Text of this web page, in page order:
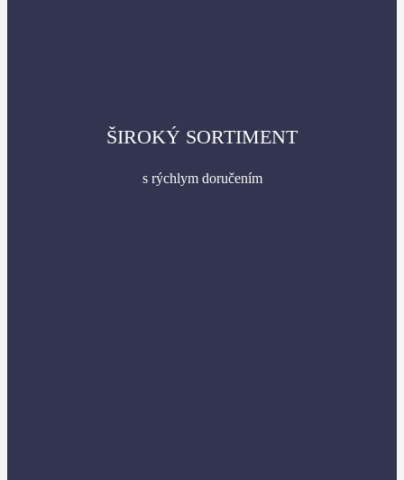
ŠIROKÝ SORTIMENT
s rýchlym doručením